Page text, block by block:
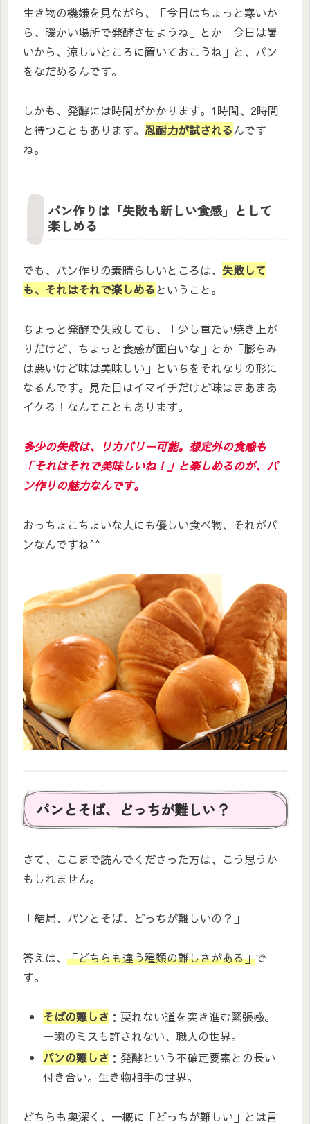
生き物の機嫌を見ながら、「今日はちょっと寒いか
ら、暖かい場所で発酵させようね」とか「今日は暑
いから、涼しいところに置いておこうね」と、パン
をなだめるんです。
しかも、発酵には時間がかかります。1時間、2時間
と待つこともあります。 忍耐力が試されるんです
ね。
パン作りは「失敗も新しい食感」として
楽しめる
でも、パン作りの素晴らしいところは、 失敗して
も、それはそれで楽しめるということ。
ちょっと発酵で失敗しても、「少し重たい焼き上が
りだけど、ちょっと食感が面白いな」とか「膨らみ
は悪いけど味は美味しい」といちをそれなりの形に
なるんです。見た目はイマイチだけど味はまあまあ
イケる！なんてこともあります。
多少の失敗は、リカバリー可能。想定外の食感も
「それはそれで美味しいね！」と楽しめるのが、パ
ン作りの魅力なんです。
おっちょこちょいな人にも優しい食べ物、それがパ
ンなんですね^^
パンとそば、どっちが難しい？
さて、ここまで読んでくださった方は、こう思うか
もしれません。
「結局、パンとそば、どっちが難しいの？」
答えは、 「どちらも違う種類の難しさがある」で
す。
そばの難しさ ：戻れない道を突き進む緊張感。
一瞬のミスも許されない、職人の世界。
パンの難しさ ：発酵という不確定要素との長い
付き合い。生き物相手の世界。
どちらも奥深く、一概に「どっちが難しい」とは言